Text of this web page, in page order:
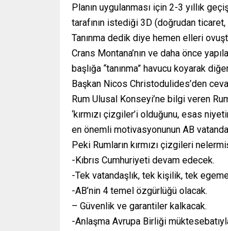
Planın uygulanması için 2-3 yıllık
tarafının istediği 3D (doğrudan
Tanınma dedik diye hemen elleri
Crans Montana’nın ve daha önce
başlığa “tanınma” havucu koyarak
Başkan Nicos Christodulides’den
Rum Ulusal Konseyi’ne bilgi veren
‘kırmızı çizgiler’i olduğunu, esas
en önemli motivasyonunun AB
Peki Rumların kırmızı çizgileri
-Kıbrıs Cumhuriyeti devam edecek.
-Tek vatandaşlık, tek kişilik, tek
-AB’nin 4 temel özgürlüğü olacak.
– Güvenlik ve garantiler kalkacak.
-Anlaşma Avrupa Birliği